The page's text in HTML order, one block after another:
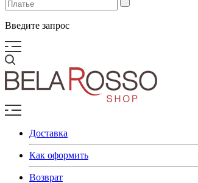
Введите запрос
Доставка
Как оформить
Возврат